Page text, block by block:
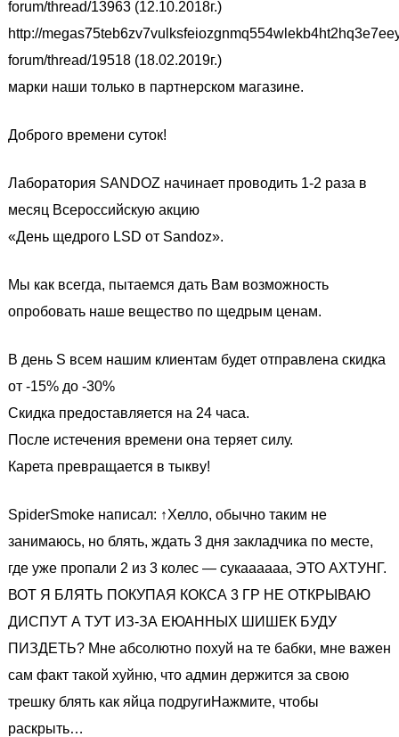
forum/thread/13963 (12.10.2018г.)
http://
forum/thread/19518 (18.02.2019г.)
марки наши только в партнерском магазине.
Доброго времени суток!
Лаборатория SANDOZ начинает проводить 1-2 раза в
месяц Всероссийскую акцию
«День щедрого LSD от Sandoz».
Мы как всегда, пытаемся дать Вам возможность
опробовать наше вещество по щедрым ценам.
В день S всем нашим клиентам будет отправлена скидка
от -15% до -30%
Скидка предоставляется на 24 часа.
После истечения времени она теряет силу.
Карета превращается в тыкву!
SpiderSmoke написал: ↑Хелло, обычно таким не
занимаюсь, но блять, ждать 3 дня закладчика по месте,
где уже пропали 2 из 3 колес — сукаааааа, ЭТО АХТУНГ.
ВОТ Я БЛЯТЬ ПОКУПАЯ КОКСА 3 ГР НЕ ОТКРЫВАЮ
ДИСПУТ А ТУТ ИЗ-ЗА ЕЮАННЫХ ШИШЕК БУДУ
ПИЗДЕТЬ? Мне абсолютно похуй на те бабки, мне важен
сам факт такой хуйню, что админ держится за свою
трешку блять как яйца подругиНажмите, чтобы
раскрыть…